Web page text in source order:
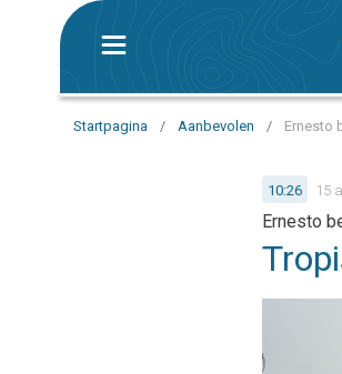
Startpagina / Aanbevolen / Ernesto
10:26 15
Ernesto